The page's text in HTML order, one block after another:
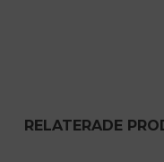
RELATERADE